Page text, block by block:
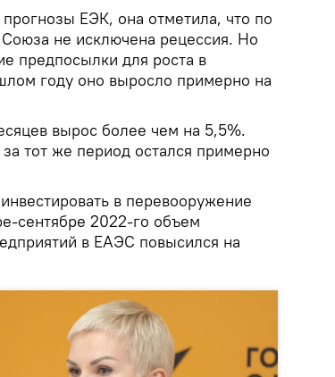
ЕЭК, она отметила, что по
не исключена рецессия. Но
предпосылки для роста в
году оно выросло примерно на
вырос более чем на 5,5%.
тот же период остался примерно
в перевооружение
сентябре 2022-го объем
в ЕАЭС повысился на